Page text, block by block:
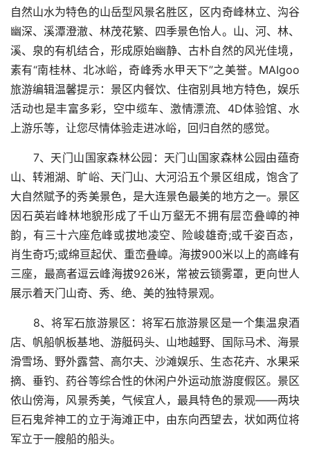
自然山水为特色的山岳型风景名胜区，区内奇峰林立、沟谷
幽深、溪潭澄澈、林茂花繁、四季景色怡人。山、河、林、
溪、泉的有机结合，形成原始幽静、古朴自然的风光佳境，
素有“南桂林、北冰峪，奇峰秀水甲天下”之美誉。MAIgoo
旅游编辑温馨提示：景区内餐饮、住宿别具地方特色，娱乐
活动也是丰富多彩，空中缆车、激情漂流、4D体验馆、水
上游乐等，让您尽情体验走进冰峪，回归自然的感觉。
7、天门山国家森林公园：天门山国家森林公园由蕴奇
山、转湘湖、旷峪、天门山、大河沿五个景区组成，饱含了
大自然赋予的秀美景色，是大连景色最美的地方之一。景区
因石英岩峰林地貌形成了千山万壑无不拥有层峦叠嶂的神
韵，有三十六座危峰或拔地凌空、险峻雄奇;或千姿百态，
肖生奇巧;或绵亘起伏、重峦叠嶂。海拔900米以上的高峰有
三座，最高者逗云峰海拔926米，常被云锁雾罩，更向世人
展示着天门山奇、秀、绝、美的独特景观。
8、将军石旅游景区：将军石旅游景区是一个集温泉酒
店、帆船帆板基地、游艇码头、山地越野、国际马术、海景
滑雪场、野外露营、高尔夫、沙滩娱乐、生态花卉、水果采
摘、垂钓、药谷等综合性的休闲户外运动旅游度假区。景区
依山傍海，风景秀美，气候宜人，最具特色的景观——两块
巨石鬼斧神工的立于海滩正中，由东向西望去，状如两位将
军立于一艘船的船头。